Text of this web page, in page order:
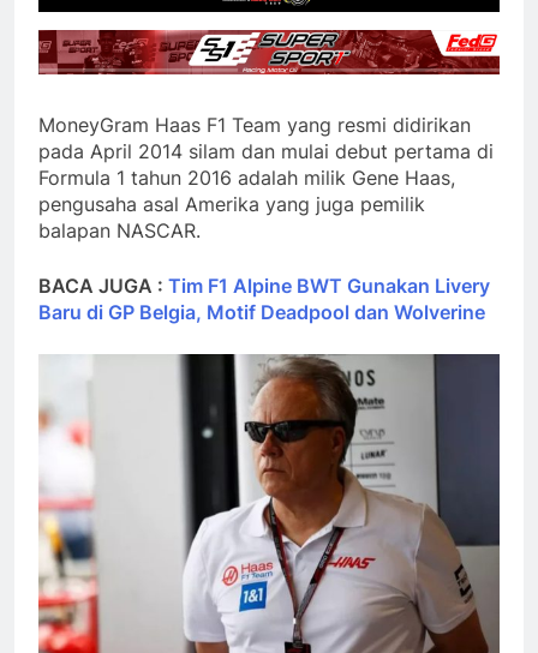
MoneyGram Haas F1 Team yang resmi didirikan
pada April 2014 silam dan mulai debut pertama di
Formula 1 tahun 2016 adalah milik Gene Haas,
pengusaha asal Amerika yang juga pemilik
balapan NASCAR.
BACA JUGA : Tim F1 Alpine BWT Gunakan Livery
Baru di GP Belgia, Motif Deadpool dan Wolverine